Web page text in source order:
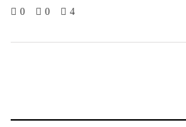
0 0 4